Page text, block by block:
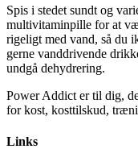
Spis i stedet sundt og
multivitaminpille for at
rigeligt med vand, så du
gerne vanddrivende
undgå dehydrering.
Power Addict er til dig,
for kost, kosttilskud,
Links